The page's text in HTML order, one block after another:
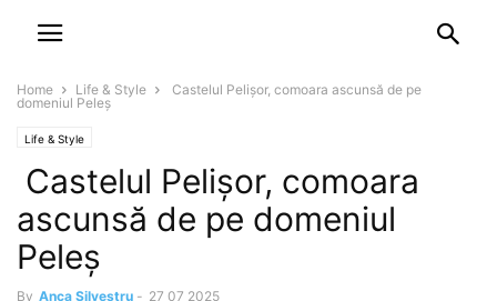
Home Life & Style
Castelul Pelișor, comoara ascunsă de pe
domeniul Peleș
Life & Style
Castelul Pelișor, comoara
ascunsă de pe domeniul
Peleș
By Anca Silvestru - 27 07 2025